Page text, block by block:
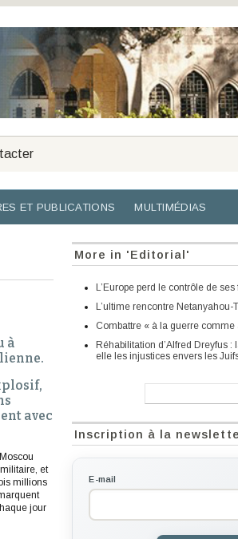
ET PUBLICATIONS MULTIMÉDIAS
à
avec
et
millions
jour
More in 'Editorial'
L’Europe perd le contrôle de
L’ultime rencontre Netanyahou-
Combattre « à la guerre comme
Réhabilitation d’Alfred Dreyfus
elle les injustices envers les
Inscription à la
E-mail